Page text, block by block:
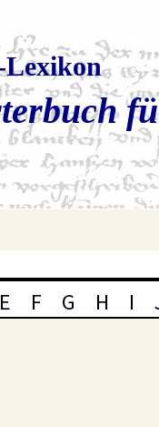
Lexikon
E F G H I